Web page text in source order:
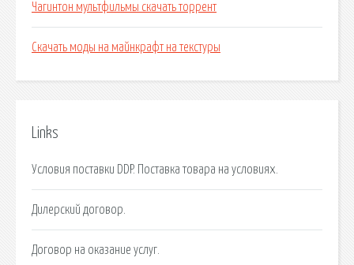
Чагинтон мультфильмы скачать торрент
Скачать моды на майнкрафт на текстуры
Links
Условия поставки DDP. Поставка товара на условиях.
Дилерский договор.
Договор на оказание услуг.